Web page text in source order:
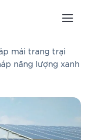
mái trang trại
năng lượng xanh